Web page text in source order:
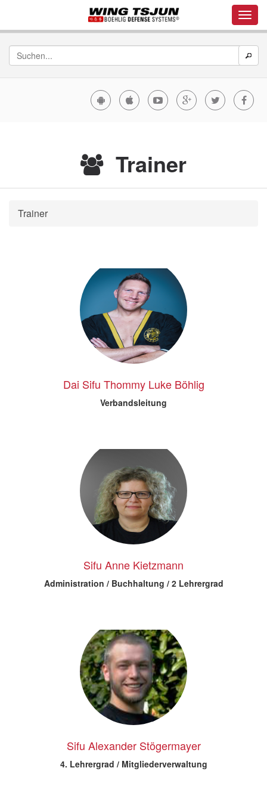
Trainer
Trainer
Dai Sifu Thommy Luke Böhlig
Verbandsleitung
Sifu Anne Kietzmann
Administration / Buchhaltung / 2 Lehrergrad
Sifu Alexander Stögermayer
4. Lehrergrad / Mitgliederverwaltung